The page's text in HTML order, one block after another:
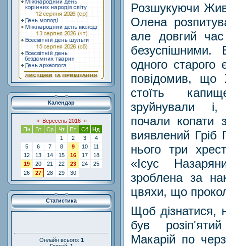
Календар
« Вересень 2016 »
Пн
Вт Ср Чт Пт Сб
Нд
1
2 3
4
5
6 7 8 9 10
11
12
13 14 15 16 17
18
19
20 21 22 23 24
25
26
27 28 29 30
Статистика
Онлайн всього: 1
Розшукуючи
Олена
але довгий
одного старого
повідомив, що
стоїть
зруйнували
почали копати
виявлений Гріб
нього три
«Ісус
зроблена за
цвяхи, що
Щоб дізнатися,
був
Макарій по